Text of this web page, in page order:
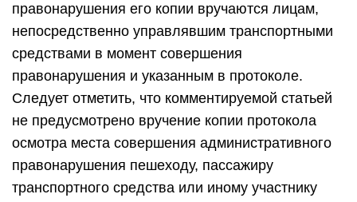
правонарушения его копии вручаются лицам,
непосредственно управлявшим транспортными
средствами в момент совершения
правонарушения и указанным в протоколе.
Следует отметить, что комментируемой статьей
не предусмотрено вручение копии протокола
осмотра места совершения административного
правонарушения пешеходу, пассажиру
транспортного средства или иному участнику